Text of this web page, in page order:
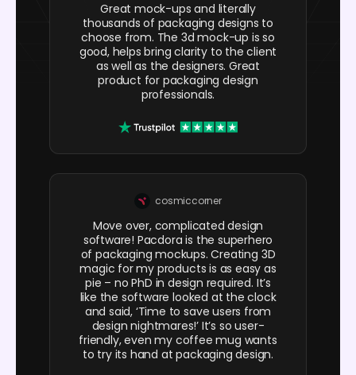
Great mock-ups and literally
thousands of packaging designs to
choose from. The 3d mock-up is so
good, helps bring clarity to the client
as well as the designers. Great
product for packaging design
professionals.
cosmiccorner
Move over, complicated design
software! Pacdora is the superhero
of packaging mockups. Creating 3D
magic for my products is as easy as
pie – no PhD in design required. It’s
like the software looked at the clock
and said, ‘Time to save users from
design nightmares!’ It’s so user-
friendly, even my coffee mug wants
to try its hand at packaging design.